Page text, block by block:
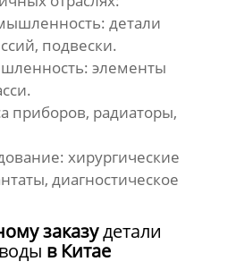
детали
подвески.
элементы
приборов, радиаторы,
хирургические
диагностическое
заказудетали
в Китае